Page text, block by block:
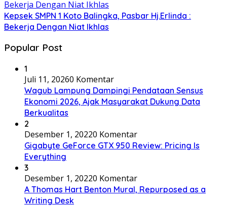
Kepsek SMPN 1 Koto Balingka, Pasbar Hj.Erlinda :
Bekerja Dengan Niat Ikhlas
Popular Post
1
Juli 11, 20260 Komentar
Wagub Lampung Dampingi Pendataan Sensus
Ekonomi 2026, Ajak Masyarakat Dukung Data
Berkualitas
2
Desember 1, 20220 Komentar
Gigabyte GeForce GTX 950 Review: Pricing Is
Everything
3
Desember 1, 20220 Komentar
A Thomas Hart Benton Mural, Repurposed as a
Writing Desk